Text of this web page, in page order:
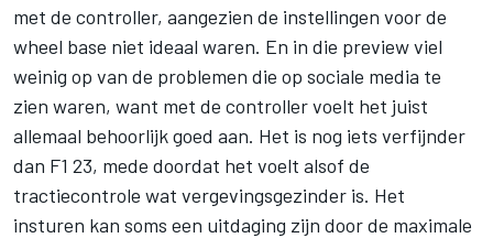
met de controller, aangezien de instellingen voor de
wheel base niet ideaal waren. En in die preview viel
weinig op van de problemen die op sociale media te
zien waren, want met de controller voelt het juist
allemaal behoorlijk goed aan. Het is nog iets verfijnder
dan F1 23, mede doordat het voelt alsof de
tractiecontrole wat vergevingsgezinder is. Het
insturen kan soms een uitdaging zijn door de maximale